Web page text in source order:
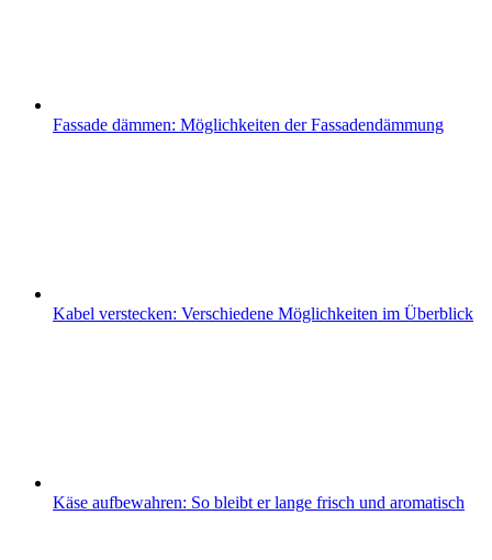
Fassade dämmen: Möglichkeiten der Fassadendämmung
Kabel verstecken: Verschiedene Möglichkeiten im Überblick
Käse aufbewahren: So bleibt er lange frisch und aromatisch